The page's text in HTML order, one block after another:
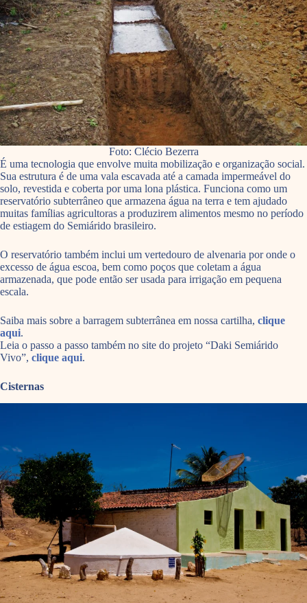
Foto: Clécio Bezerra
É uma tecnologia que envolve muita mobilização e organização social.
Sua estrutura é de uma vala escavada até a camada impermeável do
solo, revestida e coberta por uma lona plástica. Funciona como um
reservatório subterrâneo que armazena água na terra e tem ajudado
muitas famílias agricultoras a produzirem alimentos mesmo no período
de estiagem do Semiárido brasileiro.
O reservatório também inclui um vertedouro de alvenaria por onde o
excesso de água escoa, bem como poços que coletam a água
armazenada, que pode então ser usada para irrigação em pequena
escala.
Saiba mais sobre a barragem subterrânea em nossa cartilha, clique
aqui.
Leia o passo a passo também no site do projeto “Daki Semiárido
Vivo”, clique aqui.
Cisternas